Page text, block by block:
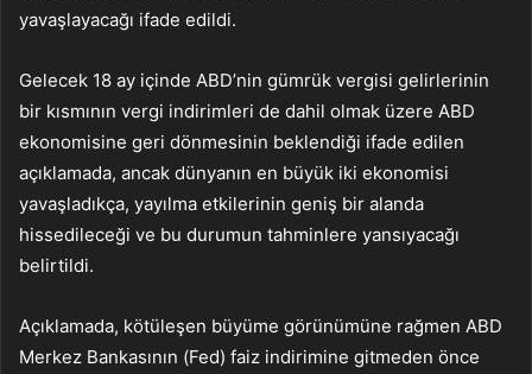
yavaşlayacağı ifade edildi.
Gelecek 18 ay içinde ABD’nin gümrük vergisi gelirlerinin
bir kısmının vergi indirimleri de dahil olmak üzere ABD
ekonomisine geri dönmesinin beklendiği ifade edilen
açıklamada, ancak dünyanın en büyük iki ekonomisi
yavaşladıkça, yayılma etkilerinin geniş bir alanda
hissedileceği ve bu durumun tahminlere yansıyacağı
belirtildi.
Açıklamada, kötüleşen büyüme görünümüne rağmen ABD
Merkez Bankasının (Fed) faiz indirimine gitmeden önce